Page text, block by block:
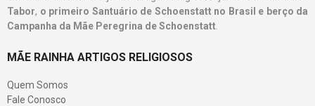
Tabor, o primeiro Santuário de Schoenstatt no Brasil e berço da
Campanha da Mãe Peregrina de Schoenstatt
MÃE RAINHA ARTIGOS RELIGIOSOS
Quem Somos
Fale Conosco